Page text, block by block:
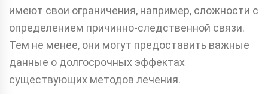
имеют свои ограничения, например, сложности с
определением причинно-следственной связи.
Тем не менее, они могут предоставить важные
данные о долгосрочных эффектах
существующих методов лечения.